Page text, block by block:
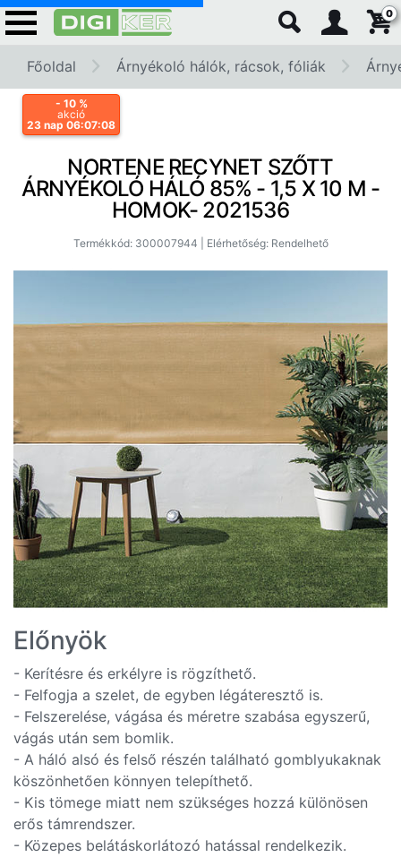
0
Főoldal Árnyékoló hálók, rácsok, fóliák
- 10 %
akció
23 nap 06:07:07
NORTENE RECYNET SZŐTT
ÁRNYÉKOLÓ HÁLÓ 85% - 1,5 X 10 M -
HOMOK- 2021536
Termékkód: 300007944 | Elérhetőség: Rendelhető
Előnyök
- Kerítésre és erkélyre is rögzíthető.
- Felfogja a szelet, de egyben légáteresztő is.
- Felszerelése, vágása és méretre szabása egyszerű,
vágás után sem bomlik.
- A háló alsó és felső részén található gomblyukaknak
köszönhetően könnyen telepíthető.
- Kis tömege miatt nem szükséges hozzá különösen
erős támrendszer.
- Közepes belátáskorlátozó hatással rendelkezik.